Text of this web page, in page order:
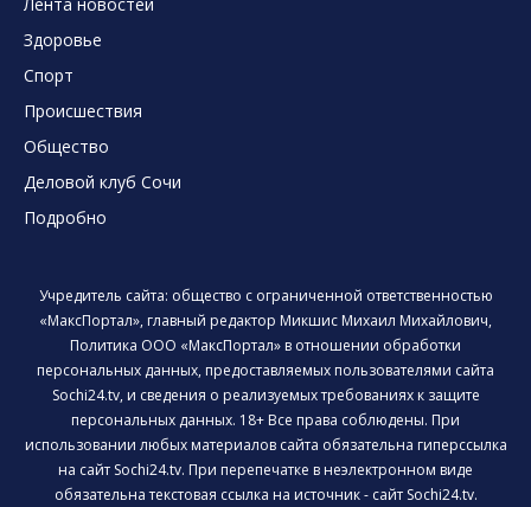
Здоровье
Спорт
Происшествия
Общество
Деловой клуб Сочи
Подробно
Учредитель сайта: общество с ограниченной ответственностью
«МаксПортал», главный редактор Микшис Михаил Михайлович,
Политика ООО «МаксПортал» в отношении обработки
персональных данных, предоставляемых пользователями сайта
Sochi24.tv, и сведения о реализуемых требованиях к защите
персональных данных. 18+ Все права соблюдены. При
использовании любых материалов сайта обязательна гиперссылка
на сайт Sochi24.tv. При перепечатке в неэлектронном виде
обязательна текстовая ссылка на источник - сайт Sochi24.tv.